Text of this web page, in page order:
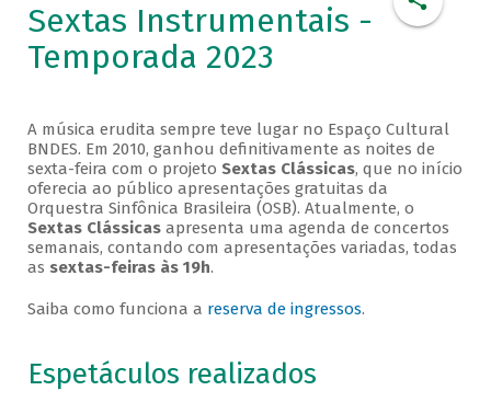
Sextas Instrumentais -
Temporada 2023
A música erudita sempre teve lugar no Espaço Cultural
BNDES. Em 2010, ganhou definitivamente as noites de
sexta-feira com o projeto Sextas Clássicas, que no início
oferecia ao público apresentações gratuitas da
Orquestra Sinfônica Brasileira (OSB). Atualmente, o
Sextas Clássicasapresenta uma agenda de concertos
semanais, contando com apresentações variadas, todas
as sextas-feiras às 19h.
Saiba como funciona a reserva de ingressos.
Espetáculos realizados